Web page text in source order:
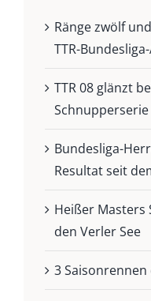
Ränge zwölf
TTR-
TTR 08 glänzt
Bundesliga-
Resultat seit
Heißer
den Verler See
3